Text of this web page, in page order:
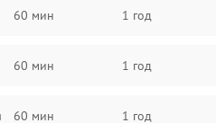
60 мин 1 год
60 мин 1 год
60 мин 1 год